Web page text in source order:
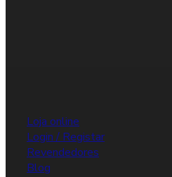
Loja online
Login / Registar
Revendedores
Blog